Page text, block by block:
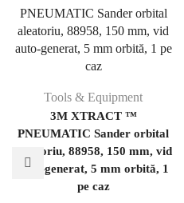
Tools & Equipment
3M XTRACT ™
PNEUMATIC Sander orbital
aleatoriu, 88958, 150 mm, vid
auto-generat, 5 mm orbită, 1
pe caz